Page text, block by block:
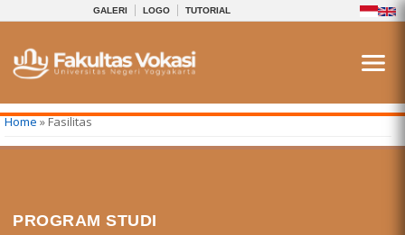
GALERI LOGO TUTORIAL
You are here
Home» Fasilitas
PROGRAM STUDI